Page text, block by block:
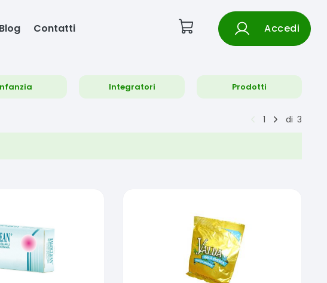
Blog Contatti Accedi
Integratori Prodotti
1 di 3